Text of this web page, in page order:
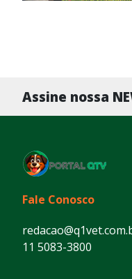
Assine nossa
Fale Conosco
11 5083-3800